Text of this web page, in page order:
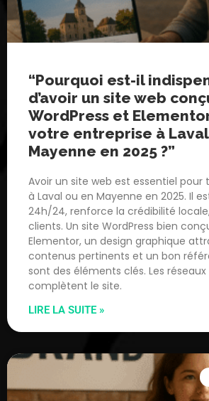
“Pourquoi est-il
d’avoir un site web
WordPress et
votre entreprise à
Mayenne en 2025 ?”
Avoir un site web est essentiel pour
à Laval ou en Mayenne en 2025. Il
24h/24, renforce la crédibilité
clients. Un site WordPress bien
Elementor, un design graphique
contenus pertinents et un bon
sont des éléments clés. Les
complètent le site.
LIRE LA SUITE »